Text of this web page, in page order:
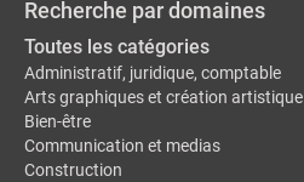
Recherche par domaines
Toutes les catégories
Administratif, juridique, comptable
Arts graphiques et création artistique
Bien-être
Communication et medias
Construction